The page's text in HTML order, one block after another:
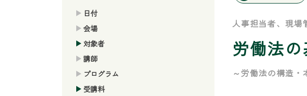
日付
会場
対象者
講師
プログラム
受講料
人事担当者、現場
労働法
～労働法の構造